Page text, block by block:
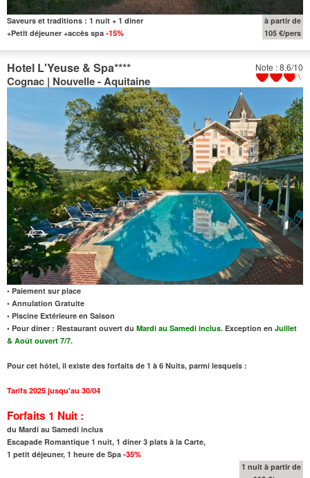
Saveurs et traditions : 1 nuit + 1 diner
+Petit déjeuner +accès spa -15%
à partir de
105 €/pers
Note : 8.6/10
Hotel L'Yeuse & Spa****
Cognac | Nouvelle - Aquitaine
• Paiement sur place
• Annulation Gratuite
• Piscine Extérieure en Saison
• Pour diner : Restaurant ouvert du Mardi au Samedi inclus. Exception en Juillet
& Août ouvert 7/7.
Pour cet hôtel, il existe des forfaits de 1 à 6 Nuits, parmi lesquels :
Tarifs 2025 jusqu'au 30/04
Forfaits 1 Nuit :
du Mardi au Samedi inclus
Escapade Romantique 1 nuit, 1 diner 3 plats à la Carte,
1 petit déjeuner, 1 heure de Spa -35%
1 nuit à partir de